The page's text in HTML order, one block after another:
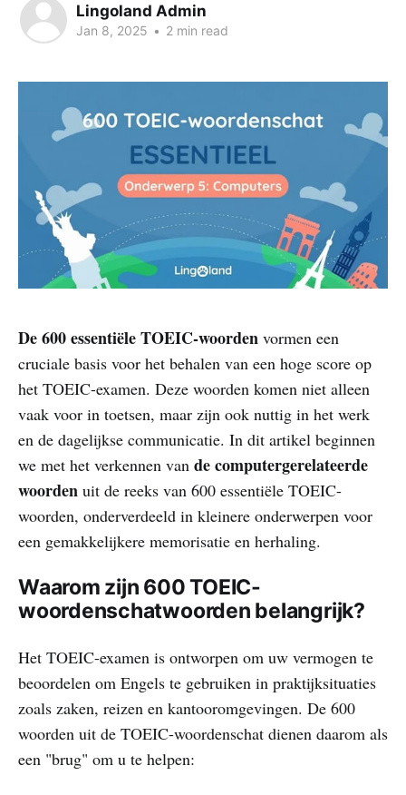
Lingoland Admin
Jan 8, 2025 • 2 min read
De 600 essentiële TOEIC-woorden vormen een
cruciale basis voor het behalen van een hoge score op
het TOEIC-examen. Deze woorden komen niet alleen
vaak voor in toetsen, maar zijn ook nuttig in het werk
en de dagelijkse communicatie. In dit artikel beginnen
we met het verkennen van de computergerelateerde
woorden uit de reeks van 600 essentiële TOEIC-
woorden, onderverdeeld in kleinere onderwerpen voor
een gemakkelijkere memorisatie en herhaling.
Waarom zijn 600 TOEIC-
woordenschatwoorden belangrijk?
Het TOEIC-examen is ontworpen om uw vermogen te
beoordelen om Engels te gebruiken in praktijksituaties
zoals zaken, reizen en kantooromgevingen. De 600
woorden uit de TOEIC-woordenschat dienen daarom als
een "brug" om u te helpen: